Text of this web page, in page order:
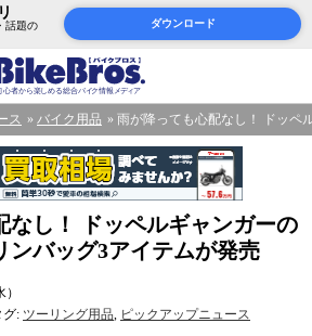
話題の
ダウンロード
ス バイク用品 雨が降っても心配なし！ ドッペ
なし！ ドッペルギャンガーの
ンバッグ3アイテムが発売
: ツーリング用品, ピックアップニュース